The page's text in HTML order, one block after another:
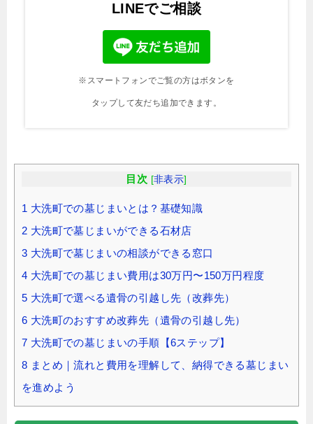
LINEでご相談
※スマートフォンでご覧の方はボタンを
タップして友だち追加できます。
目次 [非表示]
1 大洗町での墓じまいとは？基礎知識
2 大洗町で墓じまいができる石材店
3 大洗町で墓じまいの相談ができる窓口
4 大洗町での墓じまい費用は30万円〜150万円程度
5 大洗町で選べる遺骨の引越し先（改葬先）
6 大洗町のおすすめ改葬先（遺骨の引越し先）
7 大洗町での墓じまいの手順【6ステップ】
8 まとめ｜流れと費用を理解して、納得できる墓じまい
を進めよう